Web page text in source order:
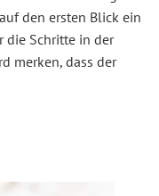
den ersten Blick ein
die Schritte in der
merken, dass der